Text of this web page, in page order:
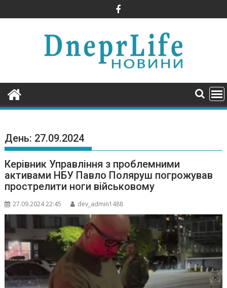
to
День: 27.09.2024
Керівник Управління з проблемними
активами НБУ Павло Поляруш погрожував
прострелити ноги військовому
27.09.2024 22:45 dev_admin1488